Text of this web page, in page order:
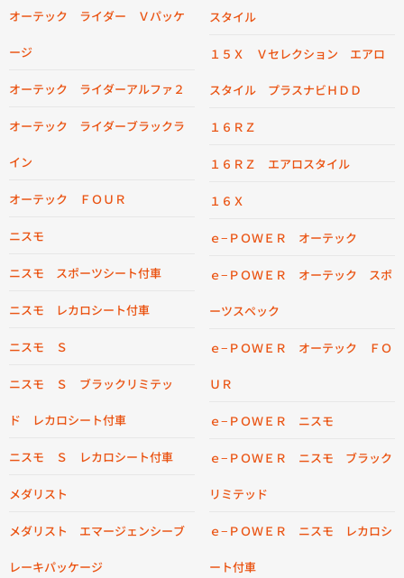
オーテック ライダー Ｖパッケ
ージ
オーテック ライダーアルファ２
オーテック ライダーブラックラ
イン
オーテック ＦＯＵＲ
ニスモ
ニスモ スポーツシート付車
ニスモ レカロシート付車
ニスモ Ｓ
ニスモ Ｓ ブラックリミテッ
ド レカロシート付車
ニスモ Ｓ レカロシート付車
メダリスト
メダリスト エマージェンシーブ
レーキパッケージ
スタイル
１５Ｘ Ｖセレクション エアロ
スタイル プラスナビＨＤＤ
１６ＲＺ
１６ＲＺ エアロスタイル
１６Ｘ
ｅ−ＰＯＷＥＲ オーテック
ｅ−ＰＯＷＥＲ オーテック スポ
ーツスペック
ｅ−ＰＯＷＥＲ オーテック ＦＯ
ＵＲ
ｅ−ＰＯＷＥＲ ニスモ
ｅ−ＰＯＷＥＲ ニスモ ブラック
リミテッド
ｅ−ＰＯＷＥＲ ニスモ レカロシ
ート付車